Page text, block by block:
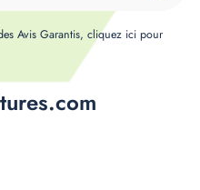
Avis Garantis, cliquez ici pour